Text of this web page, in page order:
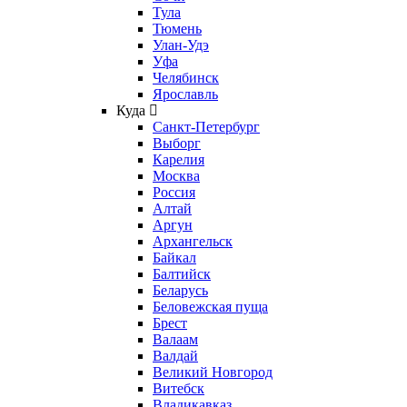
Тула
Тюмень
Улан-Удэ
Уфа
Челябинск
Ярославль
Куда
Санкт-Петербург
Выборг
Карелия
Москва
Россия
Алтай
Аргун
Архангельск
Байкал
Балтийск
Беларусь
Беловежская пуща
Брест
Валаам
Валдай
Великий Новгород
Витебск